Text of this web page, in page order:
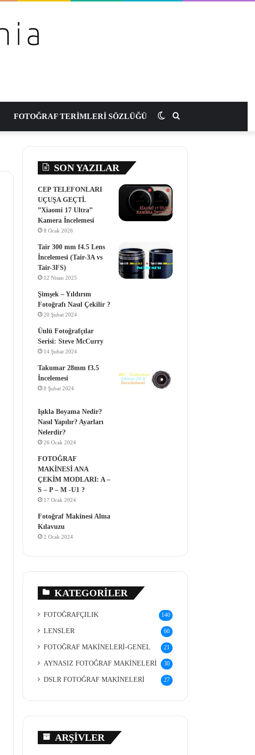
FOTOĞRAF TERİMLERİ SÖZLÜĞÜ
yap
Dış
görünümü
SON YAZILAR
CEP TELEFONLARI
UÇUŞA GEÇTİ.
”Xiaomi 17 Ultra”
Kamera İncelemesi
8 Ocak 2026
Tair 300 mm f4.5 Lens
İncelemesi (Tair-3A vs
Tair-3FS)
12 Nisan 2025
Şimşek – Yıldırım
Fotoğrafı Nasıl Çekilir ?
20 Şubat 2024
Ünlü Fotoğrafçılar
Serisi: Steve McCurry
14 Şubat 2024
Takumar 28mm f3.5
İncelemesi
8 Şubat 2024
Işıkla Boyama Nedir?
Nasıl Yapılır? Ayarları
Nelerdir?
26 Ocak 2024
FOTOĞRAF
MAKİNESİ ANA
ÇEKİM MODLARI: A –
S – P – M -U1 ?
17 Ocak 2024
Fotoğraf Makinesi Alma
Kılavuzu
2 Ocak 2024
KATEGORILER
FOTOĞRAFÇILIK 140
LENSLER 60
FOTOĞRAF MAKİNELERİ-GENEL 21
AYNASIZ FOTOĞRAF MAKİNELERİ 30
DSLR FOTOĞRAF MAKİNELERİ 27
ARŞIVLER